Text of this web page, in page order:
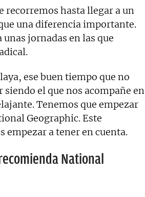
recorremos hasta llegar a un
una diferencia importante.
jornadas en las que
ese buen tiempo que no
siendo el que nos acompañe en
Tenemos que empezar
Geographic. Este
empezar a tener en cuenta.
National